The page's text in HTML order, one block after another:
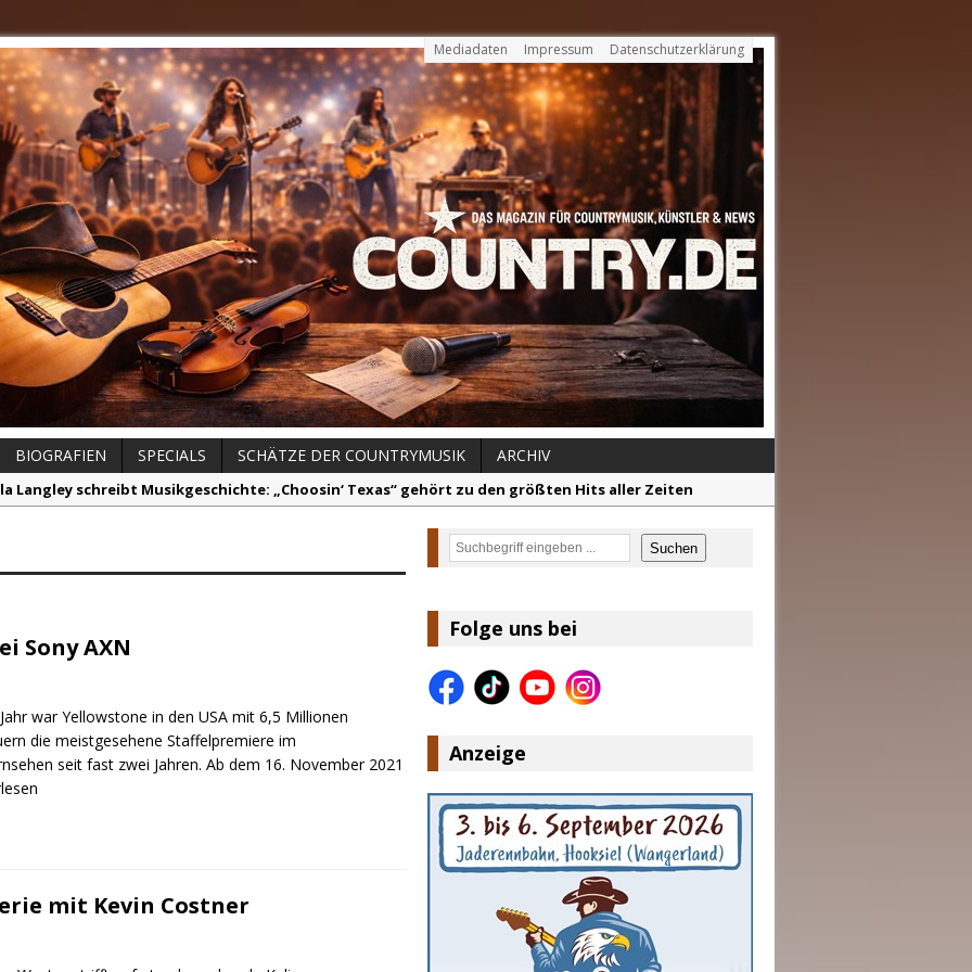
Mediadaten Impressum Datenschutzerklärung
BIOGRAFIEN SPECIALS SCHÄTZE DER COUNTRYMUSIK
ARCHIV
Langley schreibt Musikgeschichte: „Choosin‘ Texas“ gehört zu den größten Hits aller Zeiten
Travis veröffentlicht mit „I Don’t Care“ einen weiteren Schatz aus dem Archiv
Musgraves entführt Fans mit neuem Video zu „Mexico Honey“
Pearce hinterfragt den ständigen Vergleich mit anderen
Sony AXN
war Yellowstone in den USA mit 6,5 Millionen
die meistgesehene Staffelpremiere im
seit fast zwei Jahren. Ab dem 16. November 2021
mit Kevin Costner
Suchen Suchen
Folge uns bei
Anzeige